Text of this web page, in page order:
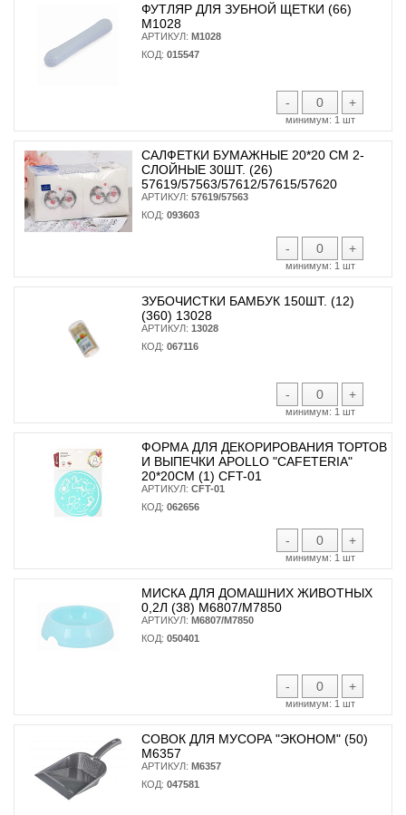
ФУТЛЯР ДЛЯ ЗУБНОЙ ЩЕТКИ (66)
М1028
АРТИКУЛ: М1028
КОД: 015547
- +
минимум: 1 шт
САЛФЕТКИ БУМАЖНЫЕ 20*20 СМ 2-
СЛОЙНЫЕ 30ШТ. (26)
57619/57563/57612/57615/57620
АРТИКУЛ: 57619/57563
КОД: 093603
- +
минимум: 1 шт
ЗУБОЧИСТКИ БАМБУК 150ШТ. (12)
(360) 13028
АРТИКУЛ: 13028
КОД: 067116
- +
минимум: 1 шт
ФОРМА ДЛЯ ДЕКОРИРОВАНИЯ ТОРТОВ
И ВЫПЕЧКИ APOLLO "CAFETERIA"
20*20СМ (1) CFT-01
АРТИКУЛ: CFT-01
КОД: 062656
- +
минимум: 1 шт
МИСКА ДЛЯ ДОМАШНИХ ЖИВОТНЫХ
0,2Л (38) М6807/М7850
АРТИКУЛ: М6807/М7850
КОД: 050401
- +
минимум: 1 шт
СОВОК ДЛЯ МУСОРА "ЭКОНОМ" (50)
М6357
АРТИКУЛ: М6357
КОД: 047581